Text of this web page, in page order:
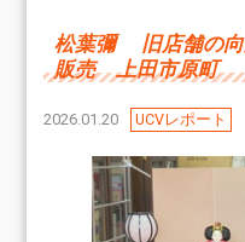
松葉彌 旧店舗の
販売 上田市原町
2026.01.20 UCVレポート